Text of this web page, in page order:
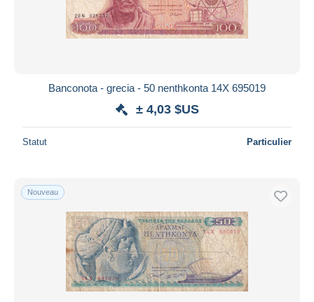
Appliquer
Banconota - grecia - 50 nenthkonta 14X 695019
± 4,03 $US
Statut Particulier
Nouveau